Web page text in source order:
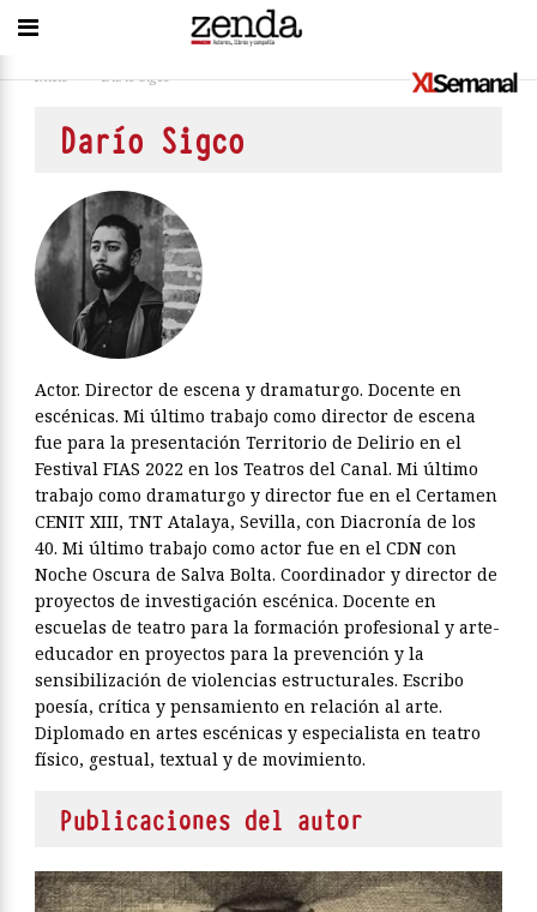
Inicio > Darío Sigco
Darío Sigco
Actor. Director de escena y dramaturgo. Docente en
escénicas. Mi último trabajo como director de escena
fue para la presentación Territorio de Delirio en el
Festival FIAS 2022 en los Teatros del Canal. Mi último
trabajo como dramaturgo y director fue en el Certamen
CENIT XIII, TNT Atalaya, Sevilla, con Diacronía de los
40. Mi último trabajo como actor fue en el CDN con
Noche Oscura de Salva Bolta. Coordinador y director de
proyectos de investigación escénica. Docente en
escuelas de teatro para la formación profesional y arte-
educador en proyectos para la prevención y la
sensibilización de violencias estructurales. Escribo
poesía, crítica y pensamiento en relación al arte.
Diplomado en artes escénicas y especialista en teatro
físico, gestual, textual y de movimiento.
Publicaciones del autor